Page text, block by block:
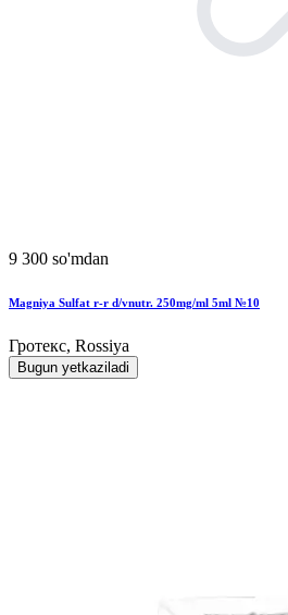
9 300 so'mdan
Magniya Sulfat r-r d/vnutr. 250mg/ml 5ml №10
Гротекс, Rossiya
Bugun yetkaziladi